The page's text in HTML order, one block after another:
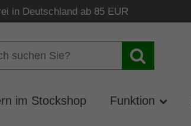
in Deutschland ab 85 EUR
im Stockshop Funktion